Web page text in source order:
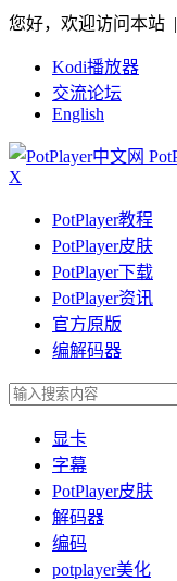
您好，欢迎访问本站 |
Kodi播放器
交流论坛
English
X
PotPlayer教程
PotPlayer皮肤
PotPlayer下载
PotPlayer资讯
官方原版
编解码器
显卡
字幕
PotPlayer皮肤
解码器
编码
potplayer美化